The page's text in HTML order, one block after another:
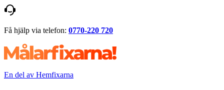
Få hjälp via telefon: 0770-220 720
En del av Hemfixarna